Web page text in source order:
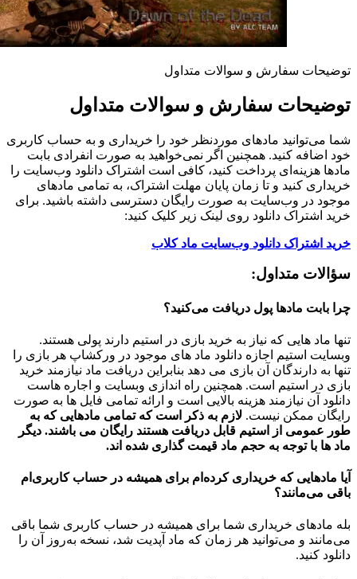
توضیحات سفارش و سوالات متداول
توضیحات سفارش و سوالات متداول
شما می‌توانید مادهای موردنظر خود را خریداری و به حساب کاربری
خود اضافه کنید. همچنین اگر نمی‌خواهید به صورت انفرادی بابت
مادها هزینه‌ای پرداخت کنید، کافی است اشتراک دانلود وب‌سایت را
خریداری کنید و تا زمان پایان مهلت اشتراک، به تمامی مادهای
موجود در وب‌سایت به صورت رایگان دسترسی داشته باشید. برای
خرید اشتراک دانلود روی لینک زیر کلیک کنید:
خرید اشتراک دانلود وب‌سایت ماد کلاب
سؤالات متداول:
چرا بابت مادها پول دریافت می‌کنید؟
تنها ماد هایی که نیاز به خرید بازی در استیم دارند پولی هستند.
وبسایت استیم اجازه دانلود ماد های موجود در ورکشاپ هر بازی را
تنها به دارندگان آن بازی می دهد بنابراین دریافت ماد نیازمند خرید
بازی در استیم است. همچنین راه اندازی وبسایت و اجاره هاست
دانلود آن نیازمند هزینه بالایی است و ارائه تمامی فایل ها به صورت
رایگان ممکن نیست. لازم به ذکر است که تمامی مادهایی که به
طور عمومی از استیم قابل دریافت هستند رایگان می باشند. دیگر
ماد ها با توجه به حجم ماد قیمت گذاری شده اند.
آیا مادهایی که خریداری کرده‌ام برای همیشه در حساب‌ کاربری‌ام
باقی می‌مانند؟
بله مادهای خریداری شما برای همیشه در حساب کاربری شما باقی
می‌مانند و می‌توانید هر زمان که ماد آپدیت شد، نسخه به‌روز آن را
دانلود کنید.